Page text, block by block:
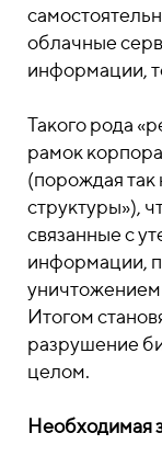
облачные
информации,
Такого рода
рамок
(порождая
структуры»),
связанные с
информации,
Итогом
разрушение
целом.
Необходимая